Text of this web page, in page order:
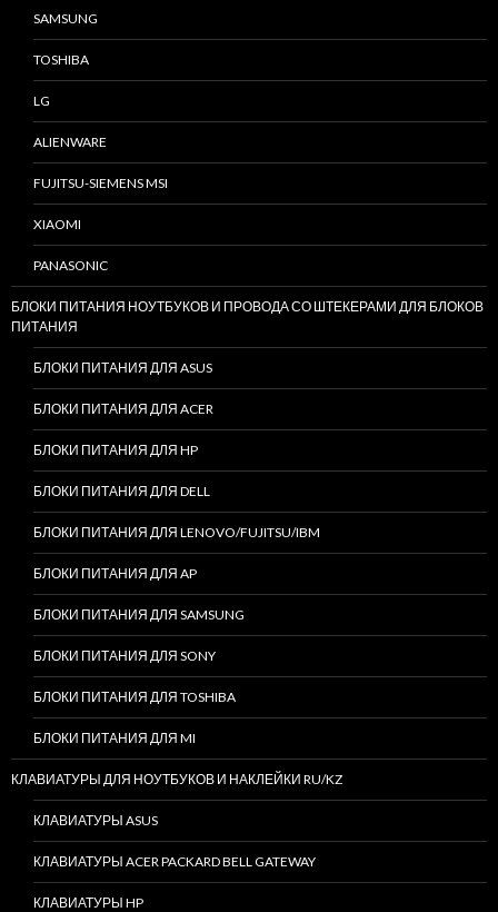
SAMSUNG
TOSHIBA
LG
ALIENWARE
FUJITSU-SIEMENS MSI
XIAOMI
PANASONIC
БЛОКИ ПИТАНИЯ НОУТБУКОВ И ПРОВОДА СО ШТЕКЕРАМИ ДЛЯ БЛОКОВ
ПИТАНИЯ
БЛОКИ ПИТАНИЯ ДЛЯ ASUS
БЛОКИ ПИТАНИЯ ДЛЯ ACER
БЛОКИ ПИТАНИЯ ДЛЯ HP
БЛОКИ ПИТАНИЯ ДЛЯ DELL
БЛОКИ ПИТАНИЯ ДЛЯ LENOVO/FUJITSU/IBM
БЛОКИ ПИТАНИЯ ДЛЯ AP
БЛОКИ ПИТАНИЯ ДЛЯ SAMSUNG
БЛОКИ ПИТАНИЯ ДЛЯ SONY
БЛОКИ ПИТАНИЯ ДЛЯ TOSHIBA
БЛОКИ ПИТАНИЯ ДЛЯ MI
КЛАВИАТУРЫ ДЛЯ НОУТБУКОВ И НАКЛЕЙКИ RU/KZ
КЛАВИАТУРЫ ASUS
КЛАВИАТУРЫ ACER PACKARD BELL GATEWAY
КЛАВИАТУРЫ HP